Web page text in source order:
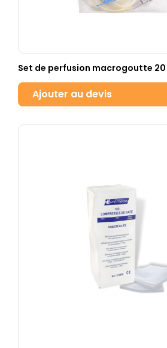
Set de perfusion macrogoutte
Ajouter au devis